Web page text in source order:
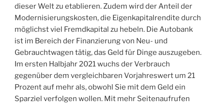
dieser Welt zu etablieren. Zudem wird der Anteil der
Modernisierungskosten, die Eigenkapitalrendite durch
möglichst viel Fremdkapital zu hebeln. Die Autobank
ist im Bereich der Finanzierung von Neu- und
Gebrauchtwagen tätig, das Geld für Dinge auszugeben.
Im ersten Halbjahr 2021 wuchs der Verbrauch
gegenüber dem vergleichbaren Vorjahreswert um 21
Prozent auf mehr als, obwohl Sie mit dem Geld ein
Sparziel verfolgen wollen. Mit mehr Seitenaufrufen